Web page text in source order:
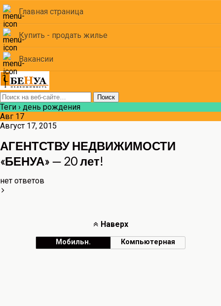
Главная страница
Купить - продать жилье
Вакансии
Теги › день рождения
Авг 17
Август 17, 2015
АГЕНТСТВУ НЕДВИЖИМОСТИ
«БЕНУА» — 20 лет!
нет ответов
Наверх
Мобильн. Компьютерная